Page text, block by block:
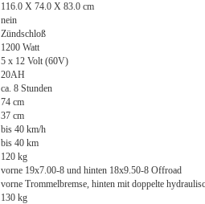
116.0 X 74.0 X 83.0 cm
nein
Zündschloß
1200 Watt
5 x 12 Volt (60V)
20AH
ca. 8 Stunden
74 cm
37 cm
bis 40 km/h
bis 40 km
120 kg
vorne 19x7.00-8 und hinten 18x9.50-8 Offroad
vorne Trommelbremse, hinten mit doppelte
130 kg